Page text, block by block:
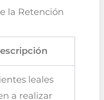
la Retención
leales
a realizar